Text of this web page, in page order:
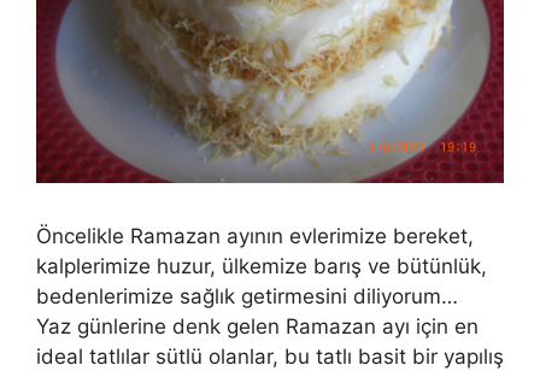
Öncelikle Ramazan ayının evlerimize bereket,
kalplerimize huzur, ülkemize barış ve bütünlük,
bedenlerimize sağlık getirmesini diliyorum…
Yaz günlerine denk gelen Ramazan ayı için en
ideal tatlılar sütlü olanlar, bu tatlı basit bir yapılış